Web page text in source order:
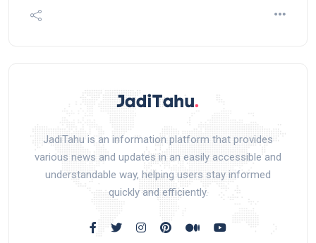
JadiTahu is an information platform that provides
various news and updates in an easily accessible and
understandable way, helping users stay informed
quickly and efficiently.